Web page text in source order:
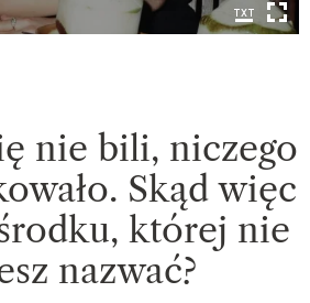
nie bili, niczego
Skąd więc
której nie
nazwać?